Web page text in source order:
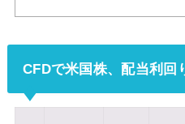
CFDで米国株、配当利回